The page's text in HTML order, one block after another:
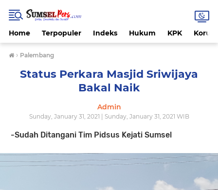
Home Terpopuler Indeks Hukum KPK
› Palembang
Status Perkara Masjid Sriwijaya
Bakal Naik
Admin
Sunday, January 31, 2021 | Sunday, January 31, 2021 WIB
-Sudah Ditangani Tim Pidsus Kejati Sumsel